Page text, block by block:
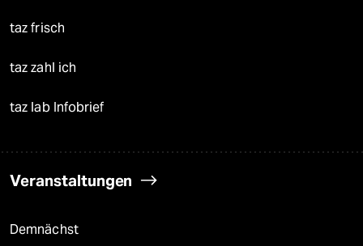
taz frisch
taz zahl ich
taz lab Infobrief
Veranstaltungen
Demnächst